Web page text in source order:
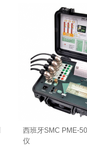
西班牙SMC PME-
仪